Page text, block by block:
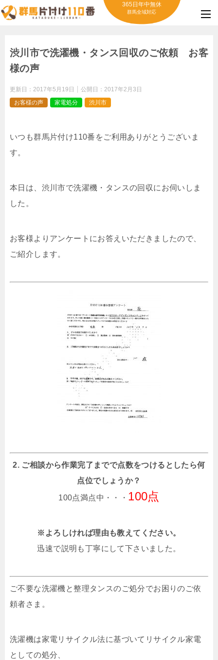
365日年中無休
群馬全域対応
渋川市で洗濯機・タンス回収のご依頼 お客
様の声
更新日： 2017年5月19日 公開日： 2017年2月3日
お客様の声
家電処分 渋川市
いつも群馬片付け110番をご利用ありがとうございま
す。
本日は、渋川市で洗濯機・タンスの回収にお伺いしま
した。
お客様よりアンケートにお答えいただきましたので、
ご紹介します。
2. ご相談から作業完了までで点数をつけるとしたら何
点位でしょうか？
100点満点中・・・ 100点
※よろしければ理由も教えてください。
迅速で説明も丁寧にして下さいました。
ご不要な洗濯機と整理タンスのご処分でお困りのご依
頼者さま。
洗濯機は家電リサイクル法に基づいてリサイクル家電
としての処分、